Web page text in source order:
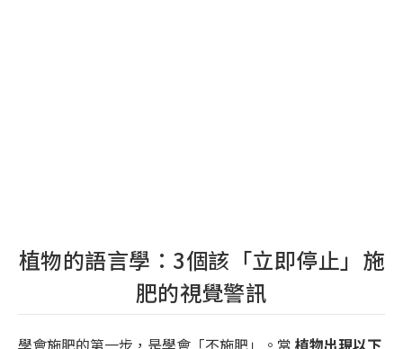
植物的語言學：3個該「立即停止」施
肥的視覺警訊